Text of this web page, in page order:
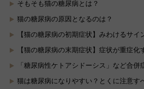
そもそも猫の糖尿病とは？
猫の糖尿病の原因となるのは？
【猫の糖尿病の初期症状】みわけるサイ
【猫の糖尿病の末期症状】症状が重症化
「糖尿病性ケトアシドーシス」など合併
猫は糖尿病になりやすい？とくに注意す